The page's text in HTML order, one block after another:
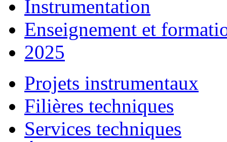
Instrumentation
Enseignement et
2025
Projets instrumentaux
Filières techniques
Services techniques